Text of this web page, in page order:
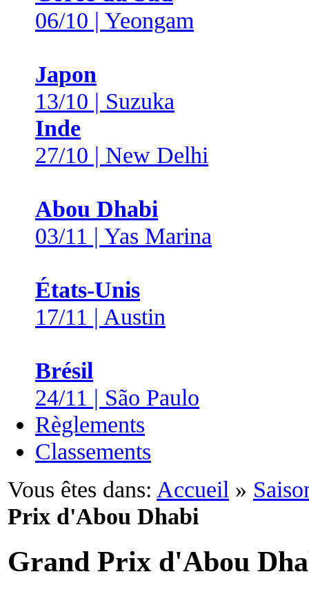
06/10 | Yeongam
Japon
13/10 | Suzuka
Inde
27/10 | New Delhi
Abou Dhabi
03/11 | Yas Marina
États-Unis
17/11 | Austin
Brésil
24/11 | São Paulo
Règlements
Classements
Vous êtes dans: Accueil »
Prix d'Abou Dhabi
Grand Prix d'Abou